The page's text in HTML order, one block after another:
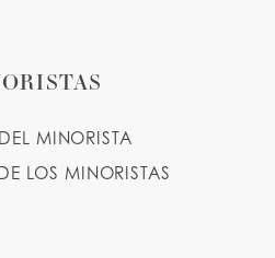
MINORISTA
LOS MINORISTAS